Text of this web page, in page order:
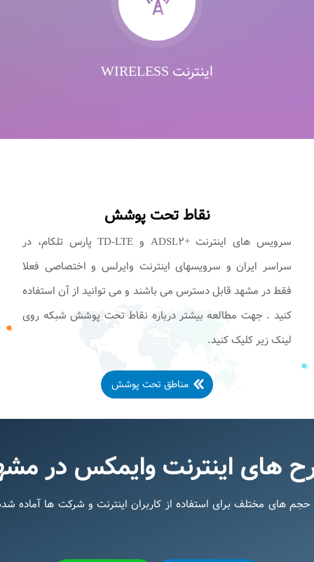
اینترنت WIRELESS
نقاط تحت پوشش
سرویس های اینترنت +ADSL۲ و TD-LTE پارس تلکام، در
سراسر ایران و سرویسهای اینترنت وایرلس و اختصاصی فعلا
فقط در مشهد قابل دسترس می باشند و می توانید از آن استفاده
کنید . جهت مطالعه بیشتر درباره نقاط تحت پوشش شبکه روی
لینک زیر کلیک کنید.
مناطق تحت پوشش
های اینترنت وایمکس در
های مختلف برای استفاده از کاربران اینترنت و شرکت ها آماده